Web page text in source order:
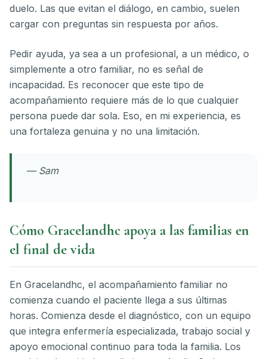
duelo. Las que evitan el diálogo, en cambio, suelen
cargar con preguntas sin respuesta por años.
Pedir ayuda, ya sea a un profesional, a un médico, o
simplemente a otro familiar, no es señal de
incapacidad. Es reconocer que este tipo de
acompañamiento requiere más de lo que cualquier
persona puede dar sola. Eso, en mi experiencia, es
una fortaleza genuina y no una limitación.
— Sam
Cómo Gracelandhc apoya a las familias en
el final de vida
En Gracelandhc, el acompañamiento familiar no
comienza cuando el paciente llega a sus últimas
horas. Comienza desde el diagnóstico, con un equipo
que integra enfermería especializada, trabajo social y
apoyo emocional continuo para toda la familia. Los